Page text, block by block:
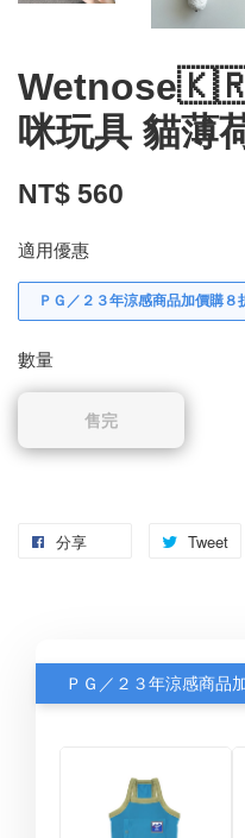
Wetnose🇰🇷
咪玩具 貓薄
NT$ 560
適用優惠
ＰＧ／２３年涼感商品加價購８
數量
售完
分享 Tweet